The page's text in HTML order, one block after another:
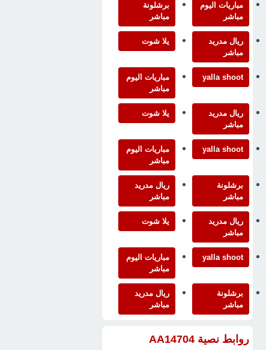
مباريات اليوم
مباشر
برشلونة
مباشر
ريال مدريد
مباشر
يلا شوت
yalla shoot
مباريات اليوم
مباشر
ريال مدريد
مباشر
يلا شوت
yalla shoot
مباريات اليوم
مباشر
برشلونة
مباشر
ريال مدريد
مباشر
ريال مدريد
مباشر
يلا شوت
yalla shoot
مباريات اليوم
مباشر
برشلونة
مباشر
ريال مدريد
مباشر
روابط نصية AA14704